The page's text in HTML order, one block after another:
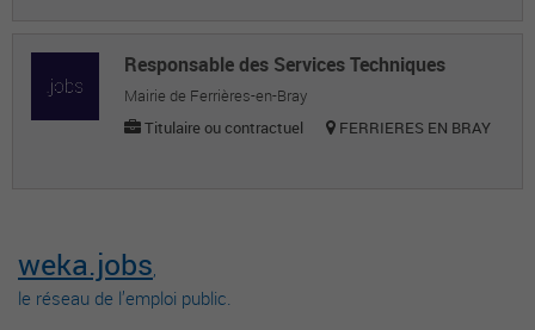
Responsable des Services Techniques
Mairie de Ferrières-en-Bray
Titulaire ou contractuel
FERRIERES EN BRAY
weka.jobs,
le réseau de l’emploi public.